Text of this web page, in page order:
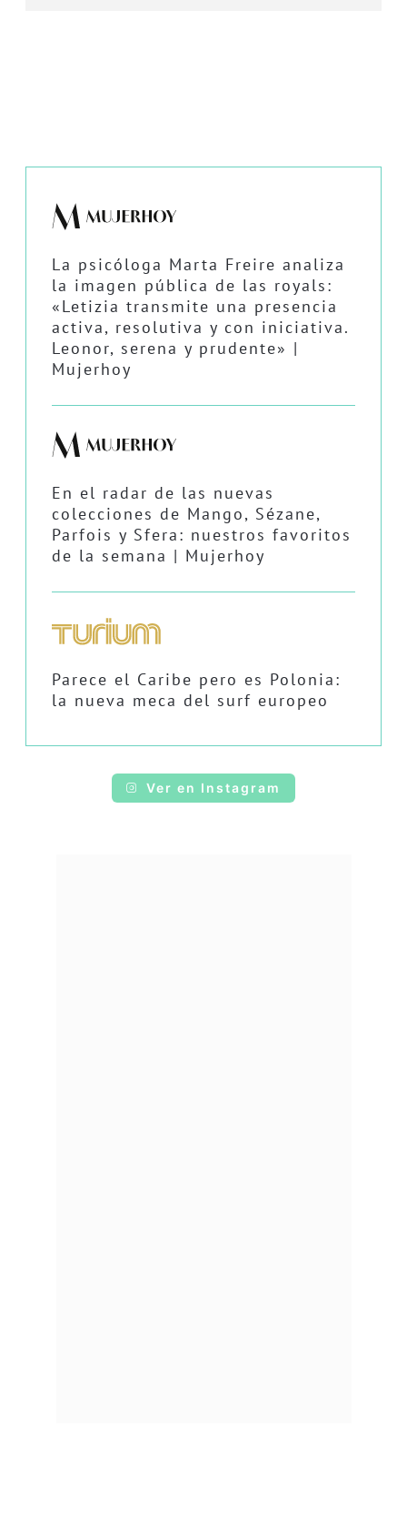
La psicóloga Marta Freire analiza
la imagen pública de las royals:
«Letizia transmite una presencia
activa, resolutiva y con iniciativa.
Leonor, serena y prudente» |
Mujerhoy
En el radar de las nuevas
colecciones de Mango, Sézane,
Parfois y Sfera: nuestros favoritos
de la semana | Mujerhoy
Parece el Caribe pero es Polonia:
la nueva meca del surf europeo
Ver en Instagram